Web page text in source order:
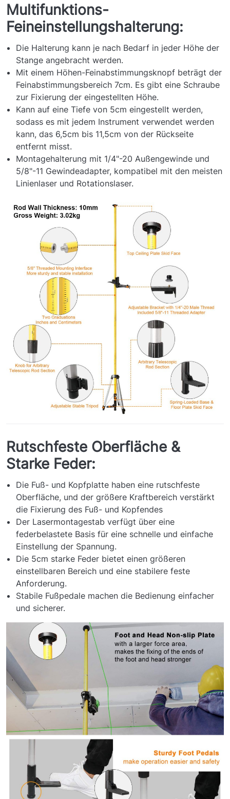
Multifunktions-
Feineinstellungshalterung:
Die Halterung kann je nach Bedarf in jeder Höhe der
Stange angebracht werden.
Mit einem Höhen-Feinabstimmungsknopf beträgt der
Feinabstimmungsbereich 7cm. Es gibt eine Schraube
zur Fixierung der eingestellten Höhe.
Kann auf eine Tiefe von 5cm eingestellt werden,
sodass es mit jedem Instrument verwendet werden
kann, das 6,5cm bis 11,5cm von der Rückseite
entfernt misst.
Montagehalterung mit 1/4"-20 Außengewinde und
5/8"-11 Gewindeadapter, kompatibel mit den meisten
Linienlaser und Rotationslaser.
Rutschfeste Oberfläche &
Starke Feder:
Die Fuß- und Kopfplatte haben eine rutschfeste
Oberfläche, und der größere Kraftbereich verstärkt
die Fixierung des Fuß- und Kopfendes
Der Lasermontagestab verfügt über eine
federbelastete Basis für eine schnelle und einfache
Einstellung der Spannung.
Die 5cm starke Feder bietet einen größeren
einstellbaren Bereich und eine stabilere feste
Anforderung.
Stabile Fußpedale machen die Bedienung einfacher
und sicherer.